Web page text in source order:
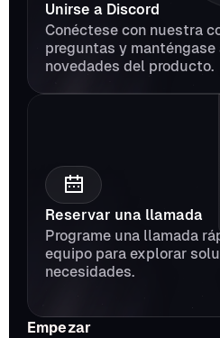
Unirse a Discord
Conéctese con nuestra
preguntas y manténgase
novedades del producto.
Reservar una llamada
Programe una llamada
equipo para explorar
necesidades.
Empezar